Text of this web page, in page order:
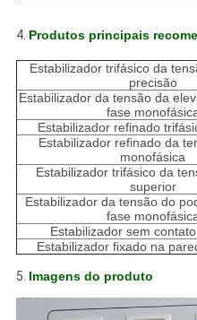
4. Produtos principais
Estabilizador trifásico da
precisão
Estabilizador da tensão da
fase
Estabilizador refinado
Estabilizador refinado da
monofásica
Estabilizador trifásico da
superior
Estabilizador da tensão do
fase
Estabilizador sem
Estabilizador fixado na
5. Imagens do produto